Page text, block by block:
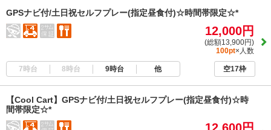
GPSナビ付/土日祝セルフプレー(指定昼食付)☆時間帯限定☆*
12,000円
(総額13,900円)
100pt×人数
7時台 8時台 9時台 他 空17枠
【Cool Cart】GPSナビ付/土日祝セルフプレー(指定昼食付)☆時
間帯限定☆*